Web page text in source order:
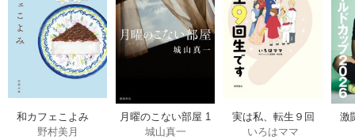
和カフェこよみ
五月くんの夏のお
野村美月
月曜のこない部屋 1
巻
城山真一
実は私、転生９回
生です マンガ
いろはママ
激